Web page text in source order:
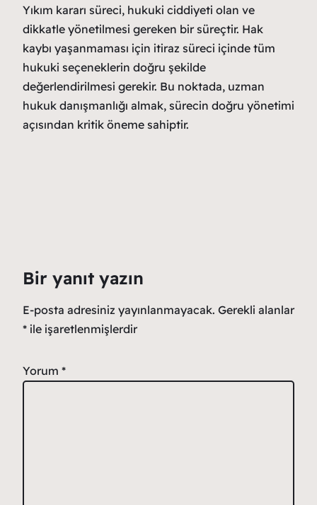
Yıkım kararı süreci, hukuki ciddiyeti olan ve
dikkatle yönetilmesi gereken bir süreçtir. Hak
kaybı yaşanmaması için itiraz süreci içinde tüm
hukuki seçeneklerin doğru şekilde
değerlendirilmesi gerekir. Bu noktada, uzman
hukuk danışmanlığı almak, sürecin doğru yönetimi
açısından kritik öneme sahiptir.
Bir yanıt yazın
E-posta adresiniz yayınlanmayacak. Gerekli alanlar
* ile işaretlenmişlerdir
Yorum *